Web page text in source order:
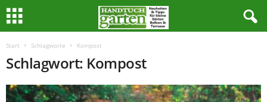
Start Schlagworte Kompost
Schlagwort: Kompost